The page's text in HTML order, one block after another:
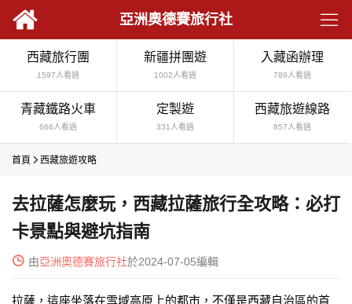

亞洲奧德賽旅行社
西藏旅行團
1597人看過
新疆拼團遊
1002人看過
入藏函辦理
789人看過
青藏鐵路火車
666人看過
定製遊
331人看過
西藏旅遊線路
857人看過
首頁  西藏旅遊攻略
去拉薩怎麼玩，西藏拉薩旅行全攻略：必打
卡景點與避坑指南
 由亞洲奧德賽旅行社於2024-07-05編輯
拉薩，這座坐落在雪域高原上的都市，不僅是西藏自治區的首